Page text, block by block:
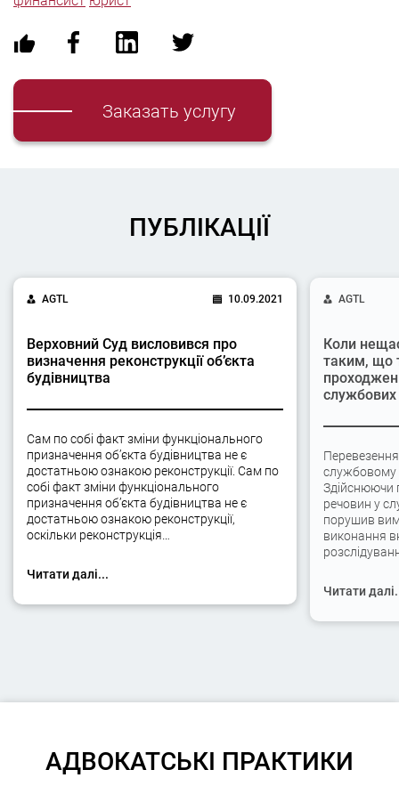
Заказать услугу
ПУБЛІКАЦІЇ
AGTL 10.09.2021
Верховний Суд висловився про
визначення реконструкції об’єкта
будівництва
Сам по собі факт зміни функціонального
призначення об’єкта будівництва не є
достатньою ознакою реконструкції. Сам по
собі факт зміни функціонального
призначення об’єкта будівництва не є
достатньою ознакою реконструкції,
оскільки реконструкція…
Читати далі...
AGTL
Коли
таким, що
службових
службовому
Здійснюючи
речовин у
порушив
виконання
Читати
АДВОКАТСЬКІ ПРАКТИКИ